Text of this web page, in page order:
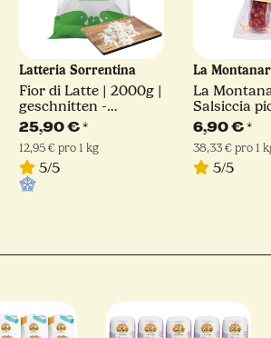
Latteria Sorrentina
Fior di Latte | 2000g |
geschnitten -
Julienne Schnitt |
Latteria Sorrentina
25,90 €*
12,95 € pro 1 kg
5/5
La
La
Salsiccia
180 g
6,90 €*
38,33 € pro 1
5/5